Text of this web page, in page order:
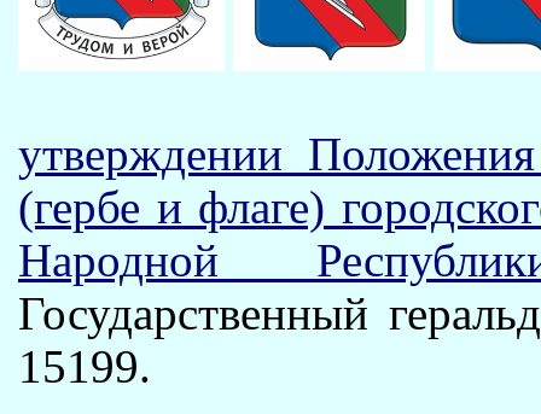
утверждении
(гербе и флаге)
Народной
Государственный
15199.